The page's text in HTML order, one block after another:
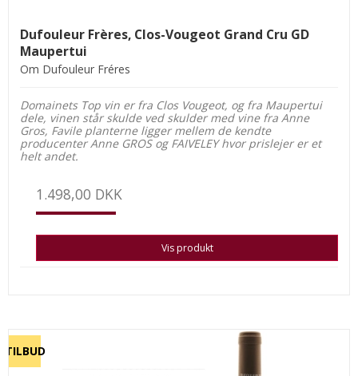
Dufouleur Frères, Clos-Vougeot Grand Cru GD
Maupertui
Om Dufouleur Fréres
Domainets Top vin er fra Clos Vougeot, og fra Maupertui
dele, vinen står skulde ved skulder med vine fra Anne
Gros, Favile planterne ligger mellem de kendte
producenter Anne GROS og FAIVELEY hvor prislejer er et
helt andet.
1.498,00 DKK
Vis produkt
TILBUD